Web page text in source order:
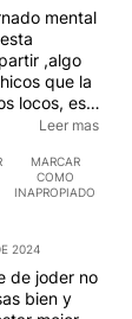
mental
,algo
que la
locos, esa
no lo
los
Leer mas
MARCAR
COMO
INAPROPIADO
2024
de joder no
bien y